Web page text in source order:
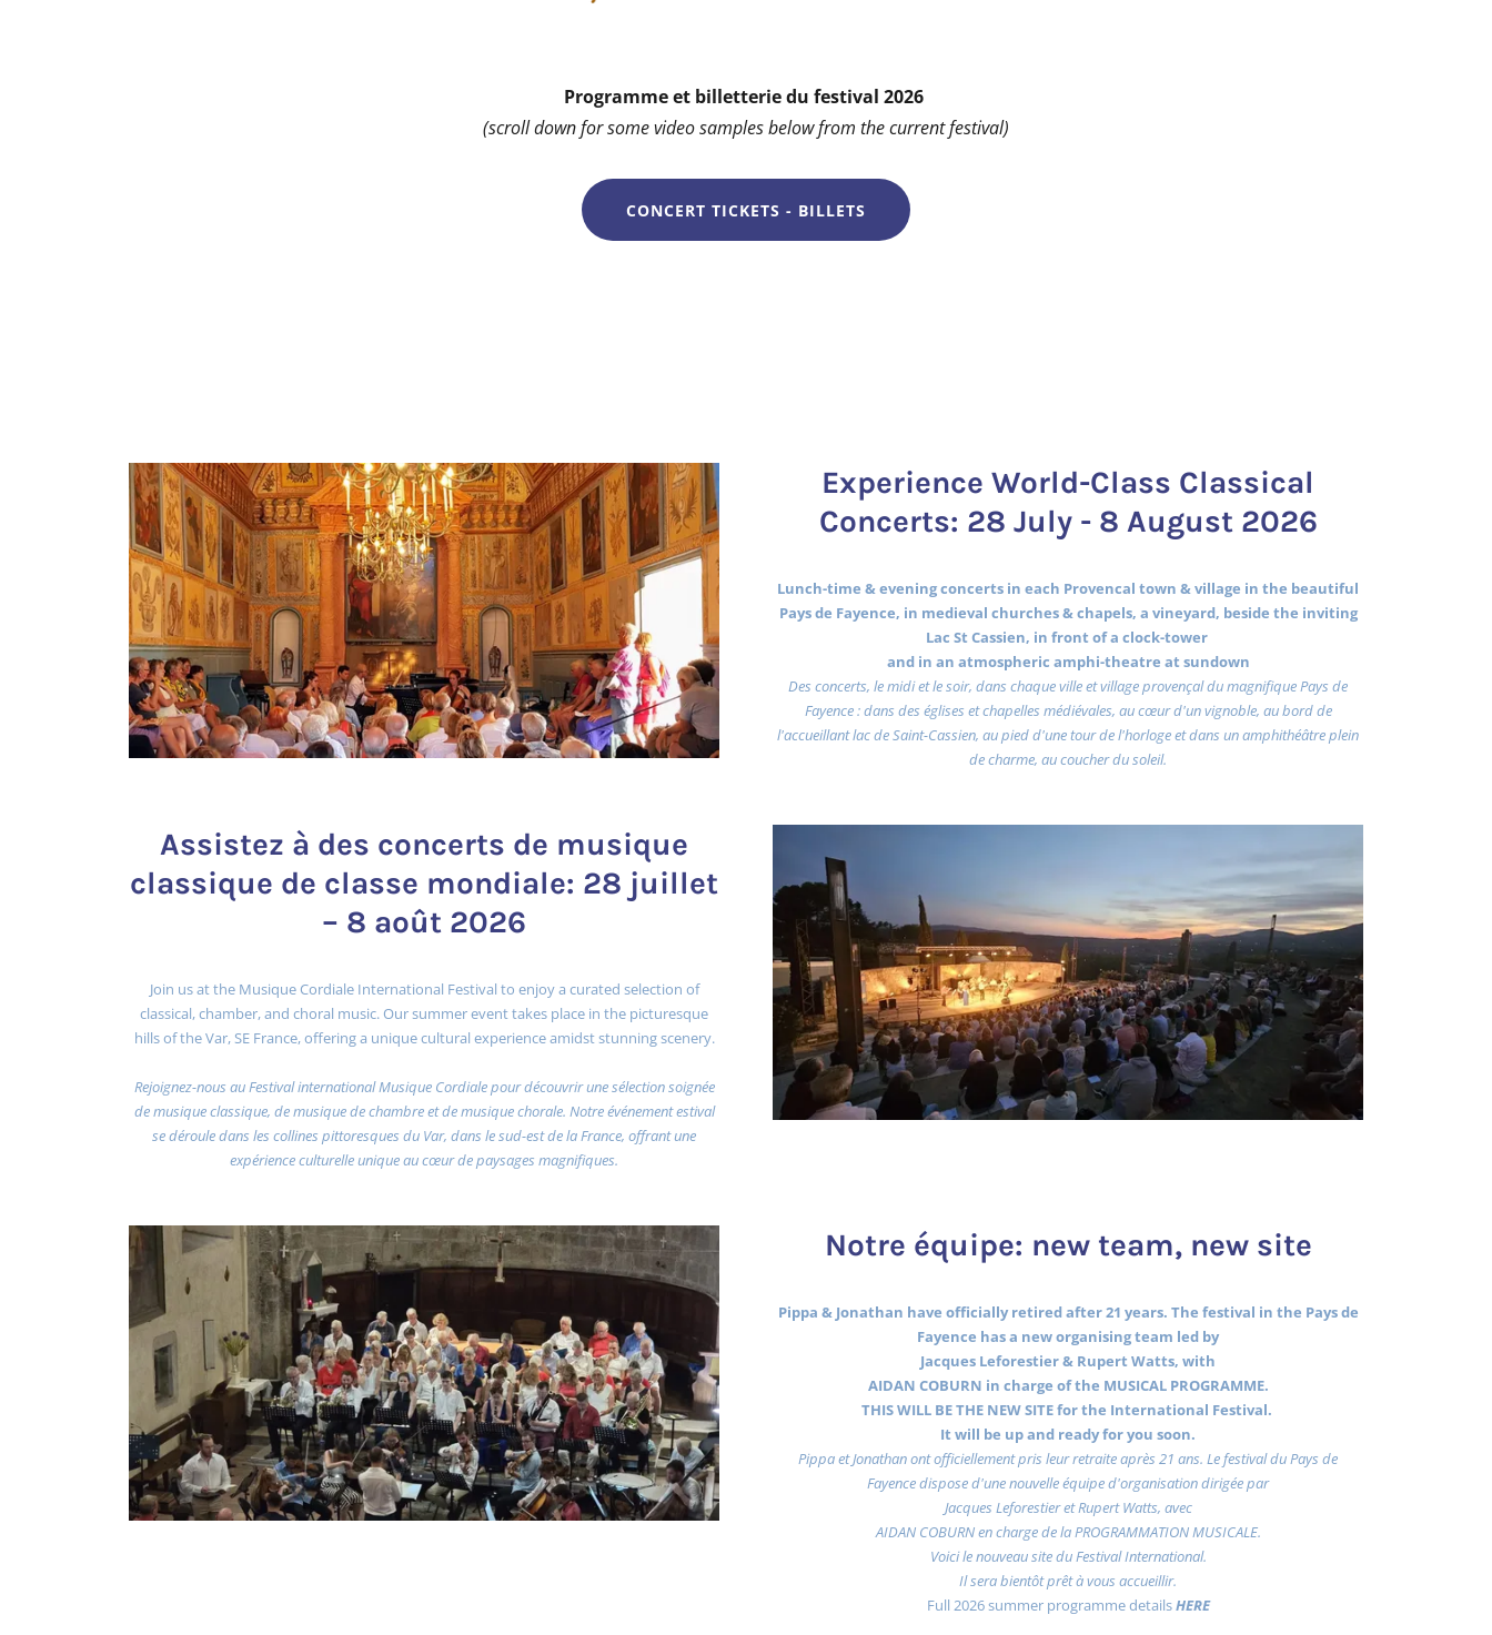
Programme et billetterie du festival 2026
(scroll down for some video samples below from the current festival)
CONCERT TICKETS - BILLETS
Experience World-Class Classical
Concerts: 28 July - 8 August 2026
Lunch-time & evening concerts in each Provencal town & village in the beautiful
Pays de Fayence, in medieval churches & chapels, a vineyard, beside the inviting
Lac St Cassien, in front of a clock-tower
and in an atmospheric amphi-theatre at sundown
Des concerts, le midi et le soir, dans chaque ville et village provençal du magnifique Pays de
Fayence : dans des églises et chapelles médiévales, au cœur d'un vignoble, au bord de
l'accueillant lac de Saint-Cassien, au pied d'une tour de l'horloge et dans un amphithéâtre plein
de charme, au coucher du soleil.
Assistez à des concerts de musique
classique de classe mondiale: 28 juillet
– 8 août 2026
Join us at the Musique Cordiale International Festival to enjoy a curated selection of
classical, chamber, and choral music. Our summer event takes place in the picturesque
hills of the Var, SE France, offering a unique cultural experience amidst stunning scenery.
Rejoignez-nous au Festival international Musique Cordiale pour découvrir une sélection soignée
de musique classique, de musique de chambre et de musique chorale. Notre événement estival
se déroule dans les collines pittoresques du Var, dans le sud-est de la France, offrant une
expérience culturelle unique au cœur de paysages magnifiques.
Notre équipe: new team, new site
Pippa & Jonathan have officially retired after 21 years. The festival in the Pays de
Fayence has a new organising team led by
Jacques Leforestier & Rupert Watts, with
AIDAN COBURN in charge of the MUSICAL PROGRAMME.
THIS WILL BE THE NEW SITE for the International Festival.
It will be up and ready for you soon.
Pippa et Jonathan ont officiellement pris leur retraite après 21 ans. Le festival du Pays de
Fayence dispose d'une nouvelle équipe d'organisation dirigée par
Jacques Leforestier et Rupert Watts, avec
AIDAN COBURN en charge de la PROGRAMMATION MUSICALE.
Voici le nouveau site du Festival International.
Il sera bientôt prêt à vous accueillir.
Full 2026 summer programme detailsHERE